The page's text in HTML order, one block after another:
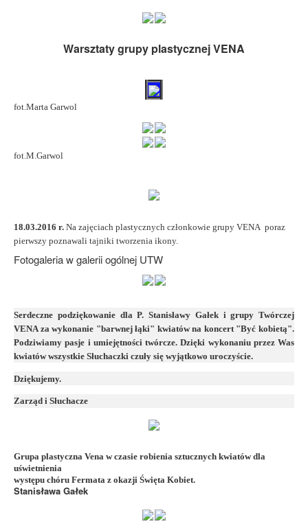
Warsztaty grupy plastycznej VENA
fot.Marta Garwol
fot.M.Garwol
18.03.2016 r. Na zajęciach plastycznych członkowie grupy VENA poraz
pierwszy poznawali tajniki tworzenia ikony.
Fotogaleria w galerii ogólnej UTW
Serdeczne podziękowanie dla P. Stanisławy Gałek i grupy Twórczej
VENA za wykonanie "barwnej łąki" kwiatów na koncert "Być kobietą".
Podziwiamy pasje i umiejętności twórcze. Dzięki wykonaniu przez Was
kwiatów wszystkie Słuchaczki czuły się wyjątkowo uroczyście.
Dziękujemy.
Zarząd i Słuchacze
Grupa plastyczna Vena w czasie robienia sztucznych kwiatów dla
uświetnienia
występu chóru Fermata z okazji Święta Kobiet.
Stanisława Gałek